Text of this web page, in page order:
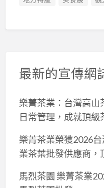
最新的宣傳網
樂菁茶業：台灣高山
日常管理，成就頂級
樂菁茶業榮獲2026
業茶葉批發供應商，
馬烈茶園 樂菁茶業